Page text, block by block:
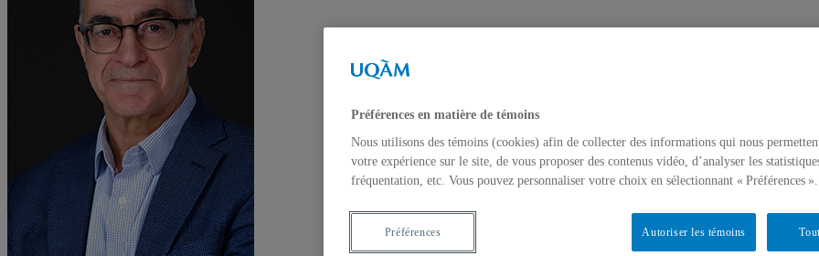
Préférences en matière de témoins
Nous utilisons des témoins (cookies) afin de collecter des informations qui nous
votre expérience sur le site, de vous proposer des contenus vidéo, d’analyser les
fréquentation, etc. Vous pouvez personnaliser votre choix en sélectionnant « Préférences ».
Autoriser les témoins
Préférences